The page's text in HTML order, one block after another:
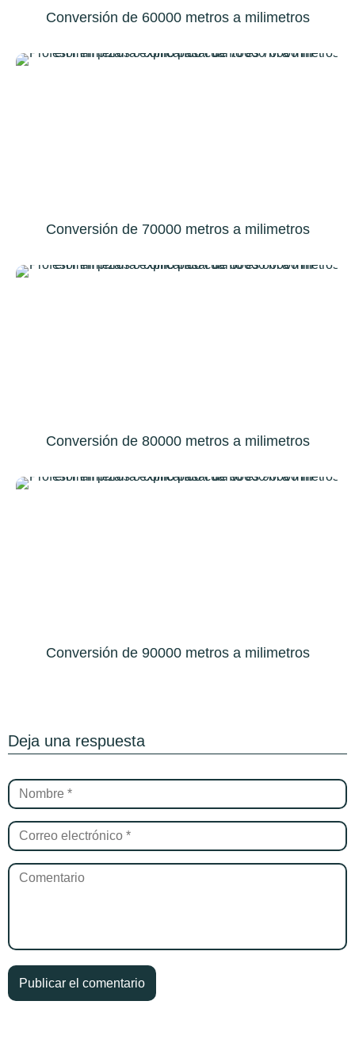
Conversión de 60000 metros a milimetros
Conversión de 70000 metros a milimetros
Conversión de 80000 metros a milimetros
Conversión de 90000 metros a milimetros
Deja una respuesta